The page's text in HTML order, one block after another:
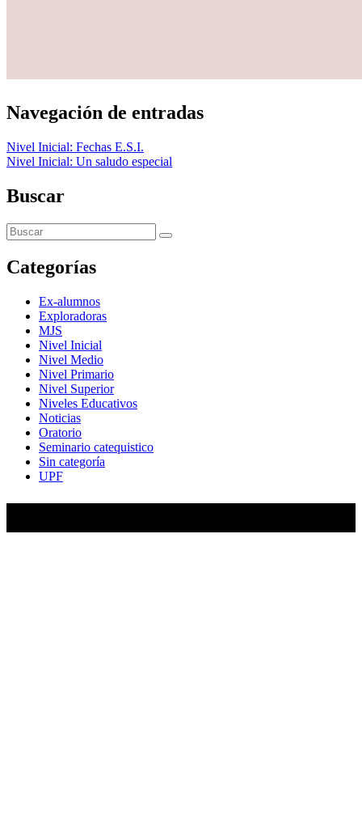
Navegación de entradas
Nivel Inicial: Fechas E.S.I.
Nivel Inicial: Un saludo especial
Buscar
Categorías
Ex-alumnos
Exploradoras
MJS
Nivel Inicial
Nivel Medio
Nivel Primario
Nivel Superior
Niveles Educativos
Noticias
Oratorio
Seminario catequistico
Sin categoría
UPF